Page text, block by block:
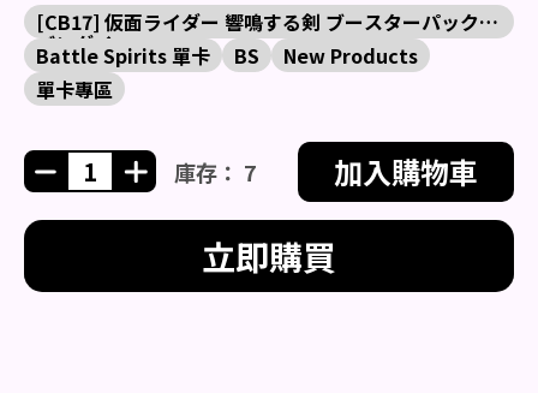
[CB17] 仮面ライダー 響鳴する剣 ブースターパック
バンダイ
Battle Spirits 單卡 BS
New Products
單卡專區
庫存： 7 加入購物車
立即購買